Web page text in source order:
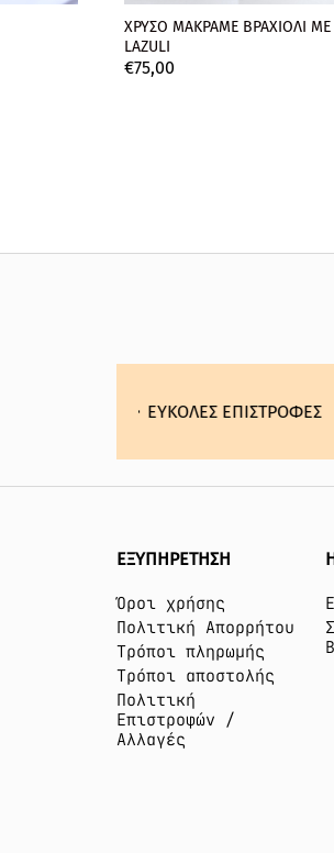
ΧΡΥΣΟ ΜΑΚΡΑΜΕ ΒΡΑΧΙΟΛΙ ΜΕ
LAZULI
€75,00
ΕΥΚΟΛΕΣ ΕΠΙΣΤΡΟΦΕΣ ΓΡΗΓΟΡΗ
ΕΞΥΠΗΡΕΤΗΣΗ
Όροι χρήσης
Πολιτική Απορρήτου
Τρόποι πληρωμής
Τρόποι αποστολής
Πολιτική
Επιστροφών /
Αλλαγές